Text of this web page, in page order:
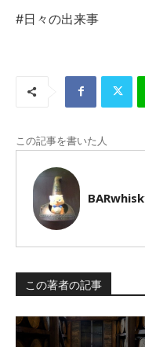
#日々の出来事
この記事を書いた人
この著者の記事